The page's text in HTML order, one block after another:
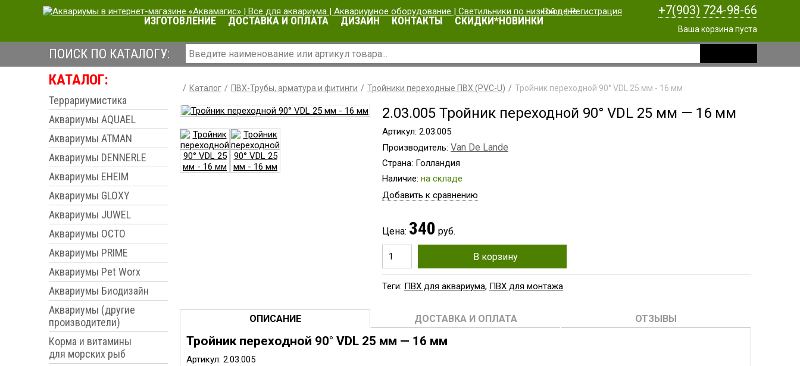
Вход|Регистрация +7(903) 724-98-66
Ваша корзина пуста
ИЗГОТОВЛЕНИЕ ДОСТАВКА И ОПЛАТА ДИЗАЙН КОНТАКТЫ СКИДКИ*НОВИНКИ
ПОИСК ПО КАТАЛОГУ:
КАТАЛОГ:
Террариумистика
Аквариумы AQUAEL
Аквариумы ATMAN
Аквариумы DENNERLE
Аквариумы EHEIM
Аквариумы GLOXY
Аквариумы JUWEL
Аквариумы OCTO
Аквариумы PRIME
Аквариумы Pet Worx
Аквариумы Биодизайн
Аквариумы (другие
производители)
Корма и витамины
для морских рыб
Каталог ПВХ-Трубы, арматура и фитинги Тройники переходные ПВХ (PVC-U) Тройник переходной 90° VDL 25 мм - 16 мм
2.03.005 Тройник переходной 90° VDL 25 мм — 16 мм
Артикул: 2.03.005
Производитель: Van De Lande
Страна: Голландия
Наличие: на складе
Добавить к сравнению
Цена: 340 руб.
В корзину
Теги: ПВХ для аквариума, ПВХ для монтажа
ОПИСАНИЕ ДОСТАВКА И ОПЛАТА ОТЗЫВЫ
Тройник переходной 90° VDL 25 мм — 16 мм
Артикул: 2.03.005